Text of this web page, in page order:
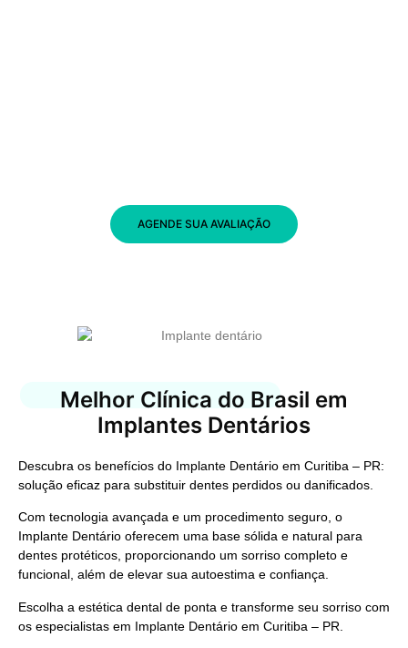
AGENDE SUA AVALIAÇÃO
Melhor Clínica do Brasil em
Implantes Dentários
Descubra os benefícios do Implante Dentário em Curitiba – PR:
solução eficaz para substituir dentes perdidos ou danificados.
Com tecnologia avançada e um procedimento seguro, o
Implante Dentário oferecem uma base sólida e natural para
dentes protéticos, proporcionando um sorriso completo e
funcional, além de elevar sua autoestima e confiança.
Escolha a estética dental de ponta e transforme seu sorriso com
os especialistas em Implante Dentário em Curitiba – PR